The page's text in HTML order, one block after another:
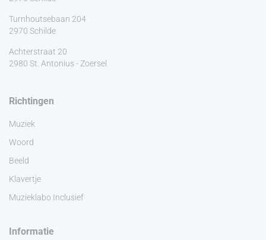
Turnhoutsebaan 204
2970 Schilde
Achterstraat 20
2980 St. Antonius - Zoersel
Richtingen
Muziek
Woord
Beeld
Klavertje
Muzieklabo Inclusief
Informatie